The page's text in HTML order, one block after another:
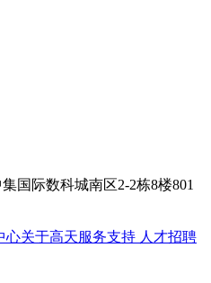
国际数科城南区2-2栋8楼801
心关于高天服务支持 人才招聘